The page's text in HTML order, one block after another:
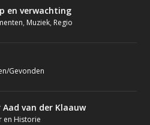
en verwachting
, Muziek, Regio
Gevonden
van der Klaauw
en Historie